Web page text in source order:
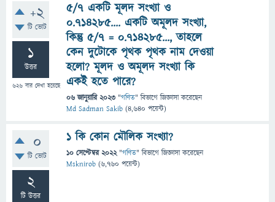
+2
টি ভোট
1
উত্তর
626 বার দেখা হয়েছে
৫/৭ একটি মূলদ সংখ্যা ও
০.৭১৪২৮৫.... একটি অমূলদ সংখ্যা,
কিন্তু ৫/৭ = ০.৭১৪২৮৫..., তাহলে
কেন দুটোকে পৃথক পৃথক নাম দেওয়া
হলো? মূলদ ও অমূলদ সংখ্যা কি
একই হতে পারে?
06 জানুয়ারি 2023 "গণিত" বিভাগে জিজ্ঞাসাকরেছেন
Md Sadman Sakib (4,640 পয়েন্ট)
0
টি ভোট
2
টি উত্তর
১ কি কোন মৌলিক সংখ্যা?
10 সেপ্টেম্বর 2022 "গণিত" বিভাগে জিজ্ঞাসাকরেছেন
Msknirob (6,760 পয়েন্ট)